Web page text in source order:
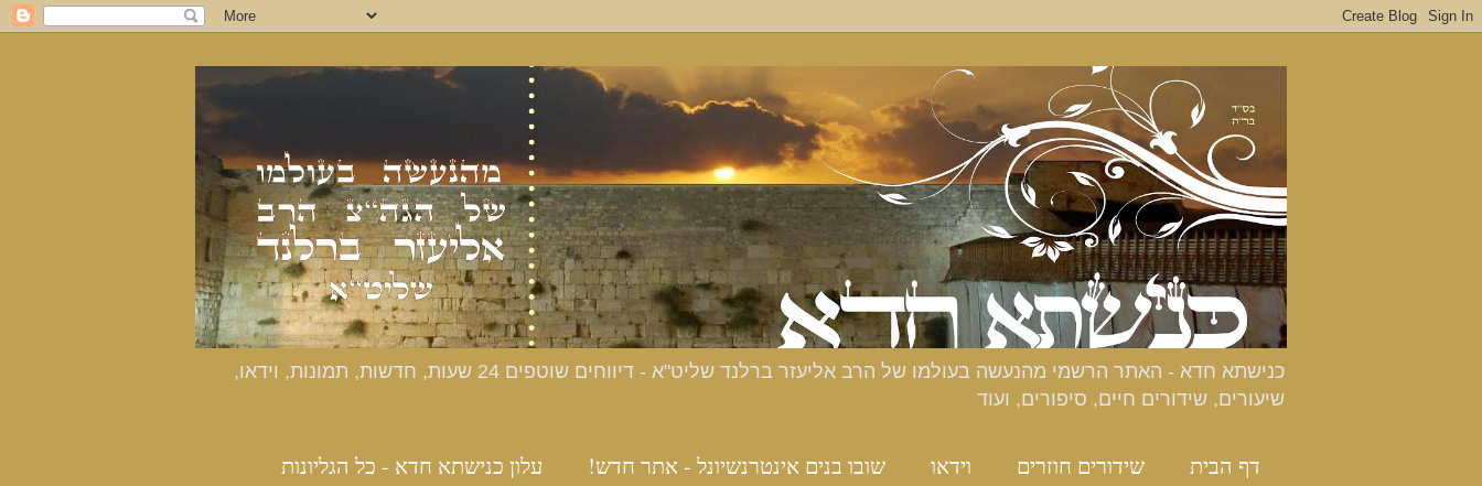
כנישתא חדא - האתר הרשמי מהנעשה בעולמו של הרב אליעזר ברלנד שליט"א - דיווחים שוטפים 24 שעות, חדשות, תמונות, וידאו,
שיעורים, שידורים חיים, סיפורים, ועוד
דף הבית שידורים חוזרים וידאו שובו בנים אינטרנשיונל - אתר חדש!
עלון כנישתא חדא - כל הגליונות